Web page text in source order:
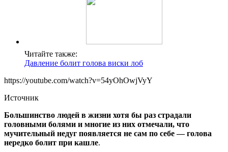
Читайте также:
Давление болит голова виски лоб
https://youtube.com/watch?v=54yOhOwjVyY
Источник
Большинство людей в жизни хотя бы раз страдали
головными болями и многие из них отмечали, что
мучительный недуг появляется не сам по себе — голова
нередко болит при кашле.